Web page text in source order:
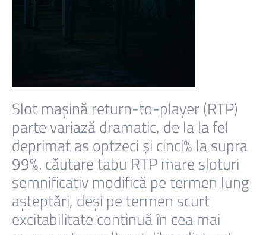
Slot mașină return-to-player (RTP)
parte variază dramatic, de la la fel
deprimat as optzeci și cinci% la supra
99%. căutare tabu RTP mare sloturi
semnificativ modifică pe termen lung
așteptări, deși pe termen scurt
excitabilitate continuă în cea mai